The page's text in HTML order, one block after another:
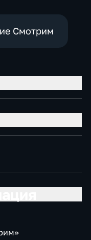
Смотрим